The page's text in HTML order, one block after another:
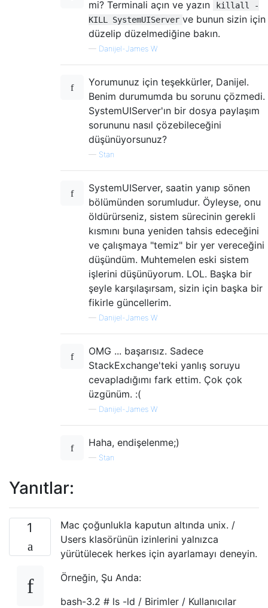
mi? Terminali açın ve yazın
killall -
KILL SystemUIServer ve bunun sizin için
düzelip düzelmediğine bakın.
— Danijel-James W
Yorumunuz için teşekkürler, Danijel.
Benim durumumda bu sorunu çözmedi.
SystemUIServer'ın bir dosya paylaşım
sorununu nasıl çözebileceğini
düşünüyorsunuz?
— Stan
SystemUIServer, saatin yanıp sönen
bölümünden sorumludur. Öyleyse, onu
öldürürseniz, sistem sürecinin gerekli
kısmını buna yeniden tahsis edeceğini
ve çalışmaya "temiz" bir yer vereceğini
düşündüm. Muhtemelen eski sistem
işlerini düşünüyorum. LOL. Başka bir
şeyle karşılaşırsam, sizin için başka bir
fikirle güncellerim.
— Danijel-James W
OMG ... başarısız. Sadece
StackExchange'teki yanlış soruyu
cevapladığımı fark ettim. Çok çok
üzgünüm. :(
— Danijel-James W
Haha, endişelenme;)
— Stan
Yanıtlar:
1
Mac çoğunlukla kaputun altında unix. /
Users klasörünün izinlerini yalnızca
yürütülecek herkes için ayarlamayı deneyin.
Örneğin, Şu Anda:
bash-3.2 # ls -ld / Birimler / Kullanıcılar